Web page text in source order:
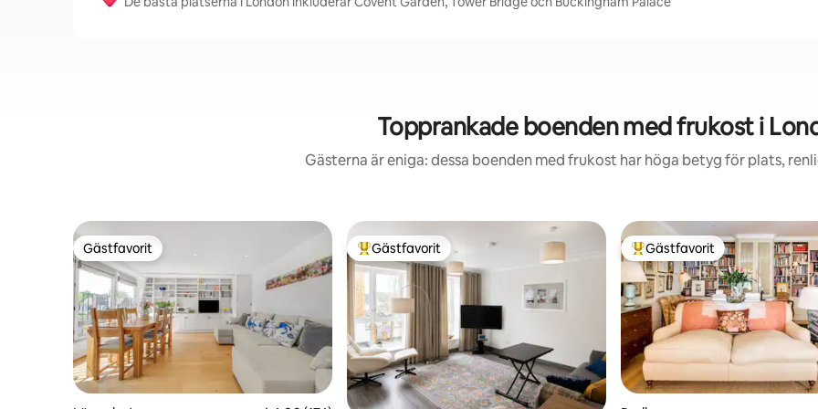
Topprankade boenden med frukost i
Gästerna är eniga: dessa boenden med frukost har höga betyg för plats,
Gästfavorit
Gästfavorit Populär gästfavorit
Gästfavorit Populär gästfavorit
Gästfavorit